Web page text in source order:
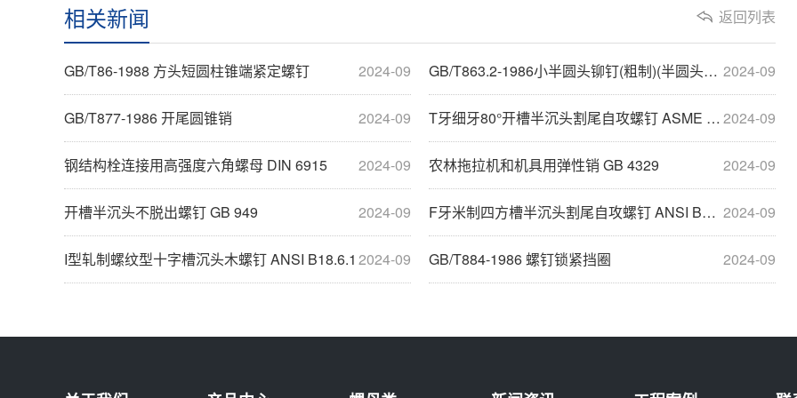
返回列表
相关新闻
2024-09
GB/T86-1988 方头短圆柱锥端紧定螺钉 2024-09
GB/T863.2-1986小半圆头铆钉(粗制)(半圆头铆钉代号)
2024-09
GB/T877-1986 开尾圆锥销 2024-09
T牙细牙80°开槽半沉头割尾自攻螺钉 ASME B18.6.4
2024-09
钢结构栓连接用高强度六角螺母 DIN 6915 2024-09
农林拖拉机和机具用弹性销 GB 4329
2024-09
开槽半沉头不脱出螺钉 GB 949 2024-09
F牙米制四方槽半沉头割尾自攻螺钉 ANSI B18.6.5M
2024-09
I型轧制螺纹型十字槽沉头木螺钉 ANSI B18.6.1 2024-09
GB/T884-1986 螺钉锁紧挡圈